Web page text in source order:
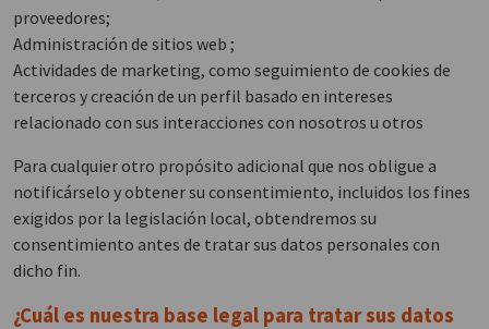
proveedores;
Administración de sitios web ;
Actividades de marketing, como seguimiento de cookies de
terceros y creación de un perfil basado en intereses
relacionado con sus interacciones con nosotros u otros
Para cualquier otro propósito adicional que nos obligue a
notificárselo y obtener su consentimiento, incluidos los fines
exigidos por la legislación local, obtendremos su
consentimiento antes de tratar sus datos personales con
dicho fin.
¿Cuál es nuestra base legal para tratar sus datos